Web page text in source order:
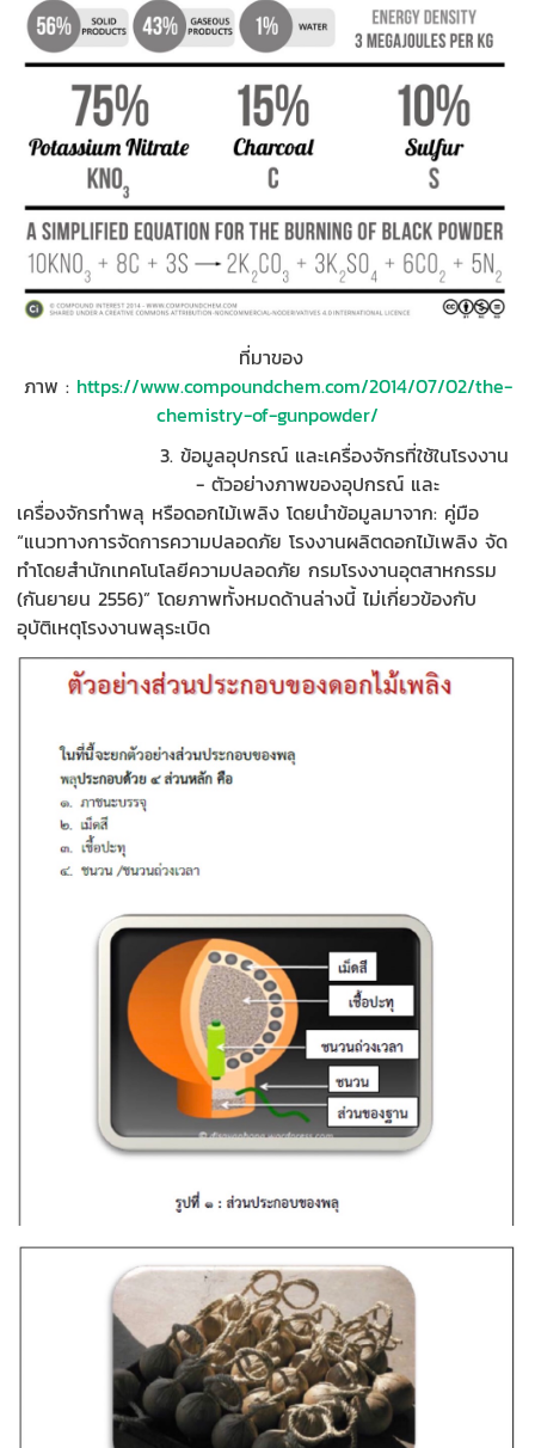
ที่มาของ
ภาพ : https://www.compoundchem.com/2014/07/02/the-
chemistry-of-gunpowder/
3.ข้อมูลอุปกรณ์ และเครื่องจักรที่ใช้ในโรงงาน
-ตัวอย่างภาพของอุปกรณ์ และ
เครื่องจักรทำพลุ หรือดอกไม้เพลิงโดยนำข้อมูลมาจาก: คู่มือ
“แนวทางการจัดการความปลอดภัย โรงงานผลิตดอกไม้เพลิง จัด
ทำโดยสำนักเทคโนโลยีความปลอดภัย กรมโรงงานอุตสาหกรรม
(กันยายน 2556)”โดยภาพทั้งหมดด้านล่างนี้ ไม่เกี่ยวข้องกับ
อุบัติเหตุโรงงานพลุระเบิด